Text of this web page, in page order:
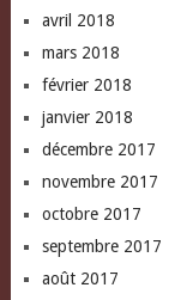
avril 2018
mars 2018
février 2018
janvier 2018
décembre 2017
novembre 2017
octobre 2017
septembre 2017
août 2017